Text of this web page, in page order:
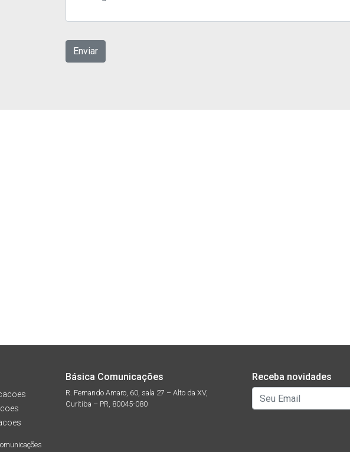
Básica Comunicações
R. Fernando Amaro, 60, sala 27 – Alto da XV,
Curitiba – PR, 80045-080
Receba novidades